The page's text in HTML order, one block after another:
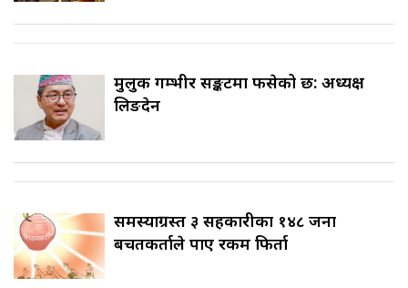
मुलुक गम्भीर सङ्कटमा फसेको छ: अध्यक्ष
लिङदेन
समस्याग्रस्त ३ सहकारीका १४८ जना
बचतकर्ताले पाए रकम फिर्ता